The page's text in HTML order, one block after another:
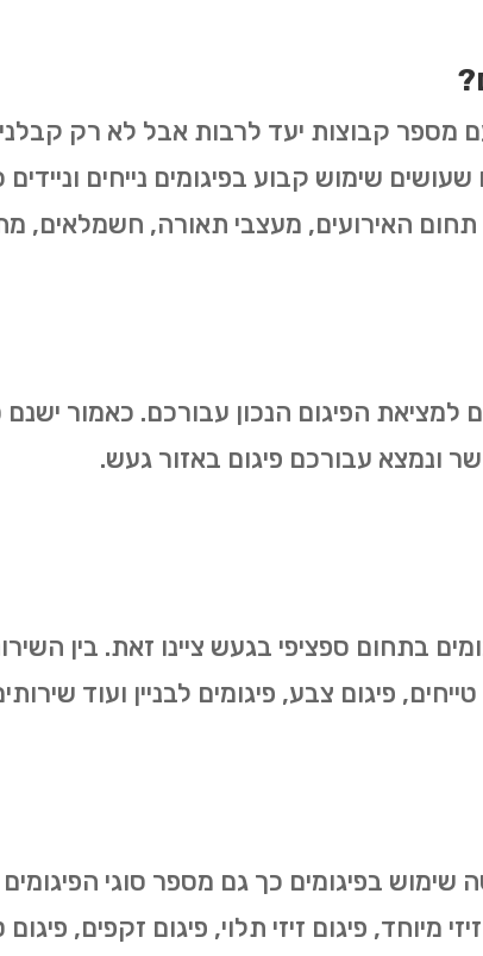
מספר קבוצות יעד לרבות אבל לא רק קבלני
שעושים שימוש קבוע בפיגומים נייחים
תחום האירועים, מעצבי תאורה, חשמלאים,
למציאת הפיגום הנכון עבורכם. כאמור
ונמצא עבורכם פיגום באזור געש.
בתחום ספציפי בגעש ציינו זאת. בין
טייחים, פיגום צבע, פיגומים לבניין ועוד
זיזי מיוחד, פיגום זיזי תלוי, פיגום זקפים,